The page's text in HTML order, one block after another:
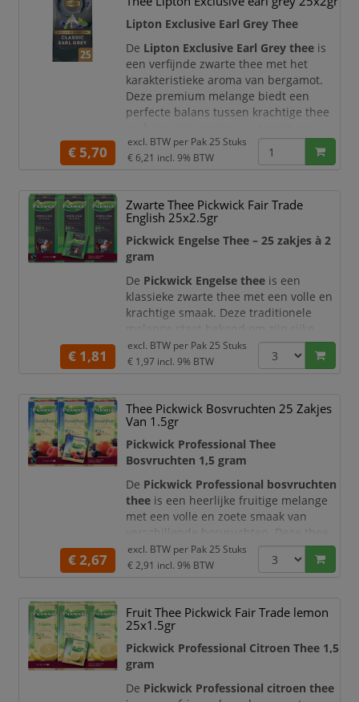
zorgen voor een echte winterbeleving
in elke kop thee. Dankzij de handige
theezakjes van 2 gram geniet u altijd
van een perf
Lipton Exclusive Earl Grey Thee
De Lipton Exclusive Earl Grey thee is
een verfijnde zwarte thee met het
karakteristieke aroma van bergamot.
Deze premium melange biedt een
perfecte balans tussen krachtige thee
een elegante en aromatische
smaakbeleving.
theebladeren zorgen voor een volle en
rijke smaak met een subtiele, frisse
afdronk. Dankzij de hoogwaardige
kwaliteit uit de E
€ 5,70
excl. BTW per Pak 25 Stuks
€ 6,21 incl. 9% BTW
Zwarte Thee Pickwick Fair Trade
English 25x2.5gr
Pickwick Engelse Thee – 25 zakjes à 2
gram
De Pickwick Engelse thee is een
klassieke zwarte thee met een volle en
krachtige smaak. Deze traditionele
aroma en uitgebalanceerde karakter,
ideaal voor een energieke start van de
De zorgvuldig geselecteerde
theebladeren zorgen voor een
consistente en hoogwaardige
smaakbeleving. Dankzij de verpakking
met 25 theezakjes van
€ 1,81
excl. BTW per Pak 25 Stuks
€ 1,97 incl. 9% BTW
Thee Pickwick Bosvruchten 25 Zakjes
Van 1.5gr
Pickwick Professional Thee
Bosvruchten 1,5 gram
De Pickwick Professional bosvruchten
thee is een heerlijke fruitige melange
met een volle en zoete smaak van
verschillende bosvruchten. Deze thee
biedt een verfrissende en aromatische
beleving en is ideaal voor elk moment
De zorgvuldig samengestelde blend
zorgt voor een rijke smaak met een
licht zoete en frisse ondertoon. Dankzij
de handige theezakjes van 1,5 gram
geniet u altijd v
€ 2,67
excl. BTW per Pak 25 Stuks
€ 2,91 incl. 9% BTW
Fruit Thee Pickwick Fair Trade lemon
25x1.5gr
Pickwick Professional Citroen Thee 1,5
gram
De Pickwick Professional citroen thee